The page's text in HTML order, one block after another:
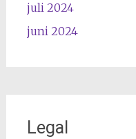
juli 2024
juni 2024
Legal